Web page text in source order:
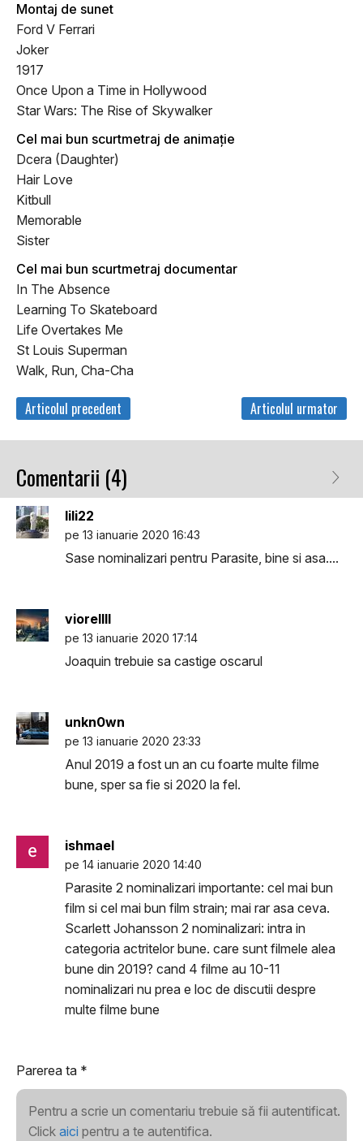
Montaj de sunet
Ford V Ferrari
Joker
1917
Once Upon a Time in Hollywood
Star Wars: The Rise of Skywalker
Cel mai bun scurtmetraj de animație
Dcera (Daughter)
Hair Love
Kitbull
Memorable
Sister
Cel mai bun scurtmetraj documentar
In The Absence
Learning To Skateboard
Life Overtakes Me
St Louis Superman
Walk, Run, Cha-Cha
Articolul precedent Articolul urmator
Comentarii (4)
lili22
pe 13 ianuarie 2020 16:43
Sase nominalizari pentru Parasite, bine si asa....
viorellll
pe 13 ianuarie 2020 17:14
Joaquin trebuie sa castige oscarul
unkn0wn
pe 13 ianuarie 2020 23:33
Anul 2019 a fost un an cu foarte multe filme
bune, sper sa fie si 2020 la fel.
ishmael
pe 14 ianuarie 2020 14:40
Parasite 2 nominalizari importante: cel mai bun
film si cel mai bun film strain; mai rar asa ceva.
Scarlett Johansson 2 nominalizari: intra in
categoria actritelor bune. care sunt filmele alea
bune din 2019? cand 4 filme au 10-11
nominalizari nu prea e loc de discutii despre
multe filme bune
Parerea ta *
Pentru a scrie un comentariu trebuie să fii autentificat.
Click aici pentru a te autentifica.